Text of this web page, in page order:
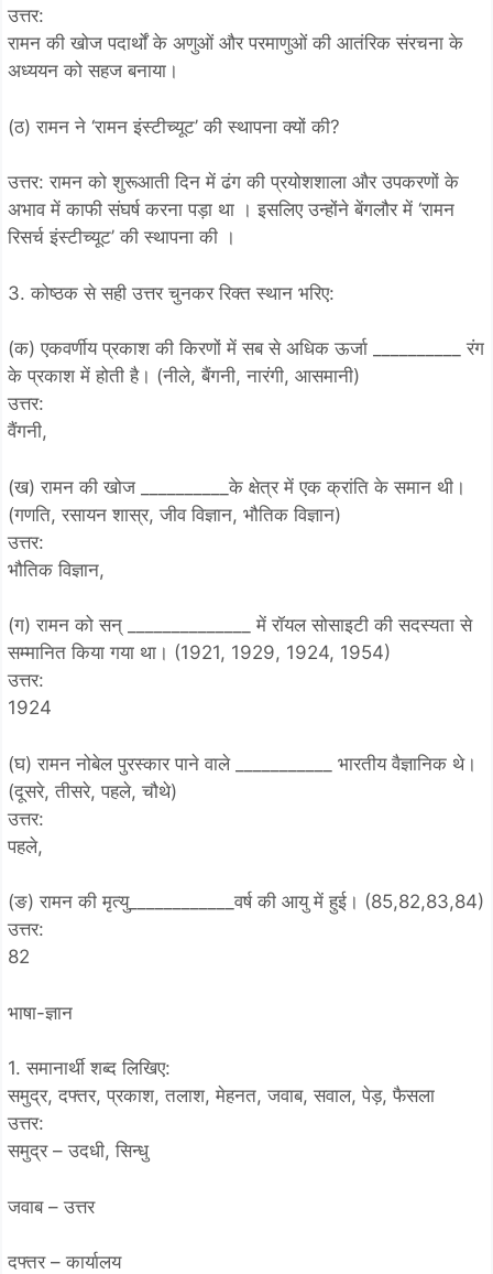
उत्तर:
रामन की खोज पदार्थों के अणुओं और परमाणुओं की आतंरिक संरचना के
अध्ययन को सहज बनाया।
(ठ) रामन ने ‘रामन इंस्टीच्यूट’ की स्थापना क्यों की?
उत्तर: रामन को शुरूआती दिन में ढंग की प्रयोशशाला और उपकरणों के
अभाव में काफी संघर्ष करना पड़ा था । इसलिए उन्होंने बेंगलौर में ‘रामन
रिसर्च इंस्टीच्यूट’ की स्थापना की ।
3. कोष्ठक से सही उत्तर चुनकर रिक्त स्थान भरिए:
(क) एकवर्णीय प्रकाश की किरणों में सब से अधिक ऊर्जा __________ रंग
के प्रकाश में होती है। (नीले, बैंगनी, नारंगी, आसमानी)
उत्तर:
वैंगनी,
(ख) रामन की खोज __________के क्षेत्र में एक क्रांति के समान थी।
(गणति, रसायन शास्र, जीव विज्ञान, भौतिक विज्ञान)
उत्तर:
भौतिक विज्ञान,
(ग) रामन को सन् ______________ में रॉयल सोसाइटी की सदस्यता से
सम्मानित किया गया था। (1921, 1929, 1924, 1954)
उत्तर:
1924
(घ) रामन नोबेल पुरस्कार पाने वाले ___________ भारतीय वैज्ञानिक थे।
(दूसरे, तीसरे, पहले, चौथे)
उत्तर:
पहले,
(ङ) रामन की मृत्यु____________वर्ष की आयु में हुई। (85,82,83,84)
उत्तर:
82
भाषा-ज्ञान
1. समानार्थी शब्द लिखिए:
समुद्र, दफ्तर, प्रकाश, तलाश, मेहनत, जवाब, सवाल, पेड़, फैसला
उत्तर:
समुद्र – उदधी, सिन्धु
जवाब – उत्तर
दफ्तर – कार्यालय